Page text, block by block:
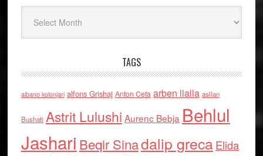
TAGS
albano kolonjari alfons Grishaj Anton Cefa arben llalla asllan
Bushati Astrit Lulushi Aurenc Bebja Behlul
Jashari Beqir Sinadalip grecaElida